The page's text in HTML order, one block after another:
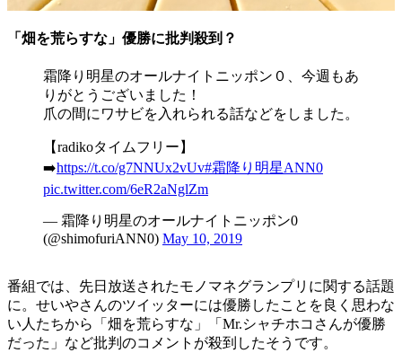
「畑を荒らすな」優勝に批判殺到？
霜降り明星のオールナイトニッポン０、今週もあ
りがとうございました！
爪の間にワサビを入れられる話などをしました。
【radikoタイムフリー】
➡️https://t.co/g7NNUx2vUv#霜降り明星ANN0
pic.twitter.com/6eR2aNglZm
— 霜降り明星のオールナイトニッポン0
(@shimofuriANN0) May 10, 2019
番組では、先日放送されたモノマネグランプリに関する話題
に。せいやさんのツイッターには優勝したことを良く思わな
い人たちから「畑を荒らすな」「Mr.シャチホコさんが優勝
だった」など批判のコメントが殺到したそうです。